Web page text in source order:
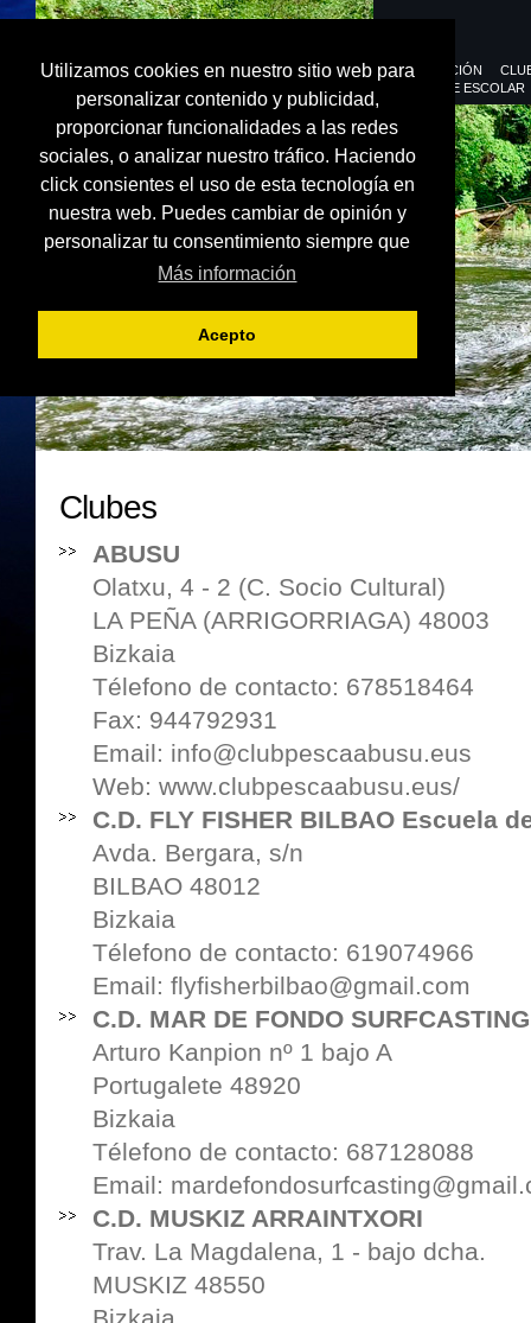
Utilizamos cookies en nuestro sitio web para
personalizar contenido y publicidad,
proporcionar funcionalidades a las redes
sociales, o analizar nuestro tráfico. Haciendo
click consientes el uso de esta tecnología en
nuestra web. Puedes cambiar de opinión y
personalizar tu consentimiento siempre que
Más información
Acepto
FEDERACIÓN
DEPORTE ESCOLAR
Clubes
ABUSU
Olatxu, 4 - 2 (C. Socio Cultural)
LA PEÑA (ARRIGORRIAGA) 48003
Bizkaia
Télefono de contacto: 678518464
Fax: 944792931
Email: info@clubpescaabusu.eus
Web: www.clubpescaabusu.eus/
C.D. FLY FISHER BILBAO Escuela
Avda. Bergara, s/n
BILBAO 48012
Bizkaia
Télefono de contacto: 619074966
Email: flyfisherbilbao@gmail.com
C.D. MAR DE FONDO SURFCASTING
Arturo Kanpion nº 1 bajo A
Portugalete 48920
Bizkaia
Télefono de contacto: 687128088
Email:
C.D. MUSKIZ ARRAINTXORI
Trav. La Magdalena, 1 - bajo dcha.
MUSKIZ 48550